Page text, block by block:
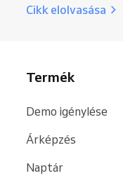
Cikk elolvasása
Termék
Demo igénylése
Árképzés
Naptár